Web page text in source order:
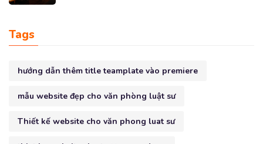
Tags
hướng dẫn thêm title teamplate vào premiere
mẫu website đẹp cho văn phòng luật sư
Thiết kế website cho văn phong luat sư